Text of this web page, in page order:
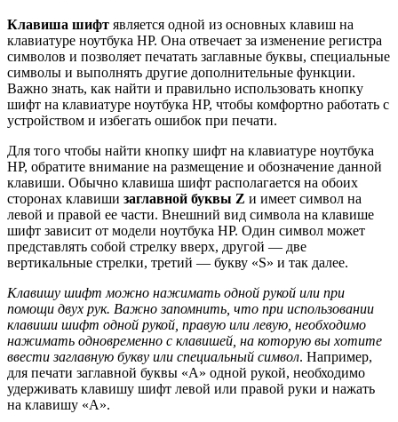
Клавиша шифт является одной из основных клавиш на
клавиатуре ноутбука HP. Она отвечает за изменение регистра
символов и позволяет печатать заглавные буквы, специальные
символы и выполнять другие дополнительные функции.
Важно знать, как найти и правильно использовать кнопку
шифт на клавиатуре ноутбука HP, чтобы комфортно работать с
устройством и избегать ошибок при печати.
Для того чтобы найти кнопку шифт на клавиатуре ноутбука
HP, обратите внимание на размещение и обозначение данной
клавиши. Обычно клавиша шифт располагается на обоих
сторонах клавиши заглавной буквы Z и имеет символ на
левой и правой ее части. Внешний вид символа на клавише
шифт зависит от модели ноутбука HP. Один символ может
представлять собой стрелку вверх, другой — две
вертикальные стрелки, третий — букву «S» и так далее.
Клавишу шифт можно нажимать одной рукой или при
помощи двух рук. Важно запомнить, что при использовании
клавиши шифт одной рукой, правую или левую, необходимо
нажимать одновременно с клавишей, на которую вы хотите
ввести заглавную букву или специальный символ. Например,
для печати заглавной буквы «A» одной рукой, необходимо
удерживать клавишу шифт левой или правой руки и нажать
на клавишу «A».